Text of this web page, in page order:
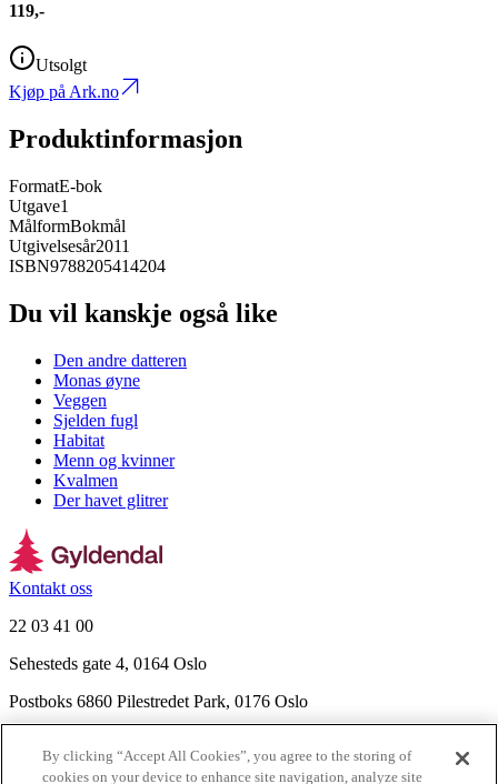
119,-
Utsolgt
Kjøp på Ark.no
Produktinformasjon
FormatE-bok
Utgave1
MålformBokmål
Utgivelsesår2011
ISBN9788205414204
Du vil kanskje også like
Den andre datteren
Monas øyne
Veggen
Sjelden fugl
Habitat
Menn og kvinner
Kvalmen
Der havet glitrer
Kontakt oss
22 03 41 00
Sehesteds gate 4, 0164 Oslo
Postboks 6860 Pilestredet Park, 0176 Oslo
Nyhetsbrev
By clicking “Accept All Cookies”, you agree to the storing of
cookies on your device to enhance site navigation, analyze site